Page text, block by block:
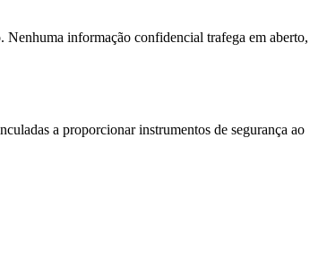
Nenhuma informação confidencial trafega em aberto,
a proporcionar instrumentos de segurança ao